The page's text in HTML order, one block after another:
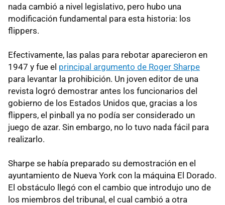
nada cambió a nivel legislativo, pero hubo una
modificación fundamental para esta historia: los
flippers.
Efectivamente, las palas para rebotar aparecieron en
1947 y fue el principal argumento de Roger Sharpe
para levantar la prohibición. Un joven editor de una
revista logró demostrar antes los funcionarios del
gobierno de los Estados Unidos que, gracias a los
flippers, el pinball ya no podía ser considerado un
juego de azar. Sin embargo, no lo tuvo nada fácil para
realizarlo.
Sharpe se había preparado su demostración en el
ayuntamiento de Nueva York con la máquina El Dorado.
El obstáculo llegó con el cambio que introdujo uno de
los miembros del tribunal, el cual cambió a otra